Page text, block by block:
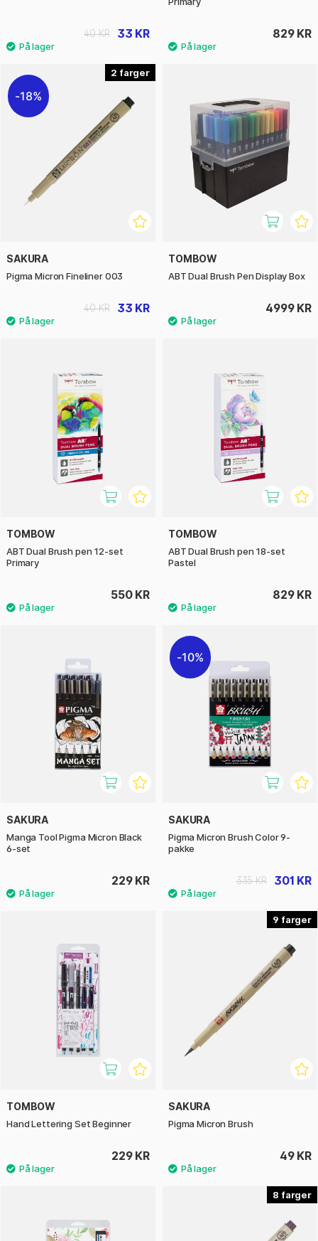
33 KR
40 KR 829 KR
2
18%
SAKURA
Pigma Micron Fineliner 003
33 KR
40 KR
TOMBOW
ABT Dual Brush Pen Display Box
4999 KR
TOMBOW
ABT Dual Brush pen 12-set
Primary
550 KR
TOMBOW
ABT Dual Brush pen 18-set
Pastel
829 KR
SAKURA
Manga Tool Pigma Micron Black
6-set
229 KR
10%
SAKURA
Pigma Micron Brush Color 9-
pakke
301 KR
335 KR
TOMBOW
Hand Lettering Set Beginner
229 KR
9
SAKURA
Pigma Micron Brush
49 KR
8